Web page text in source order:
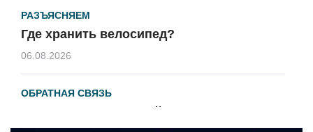
РАЗЪЯСНЯЕМ
Где хранить велосипед?
06.08.2026
ОБРАТНАЯ СВЯЗЬ
Администрация онлайн